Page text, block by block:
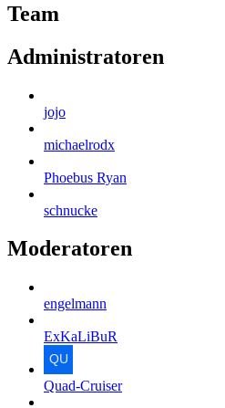
Team
Administratoren
jojo
michaelrodx
Phoebus Ryan
schnucke
Moderatoren
engelmann
ExKaLiBuR
Quad-Cruiser